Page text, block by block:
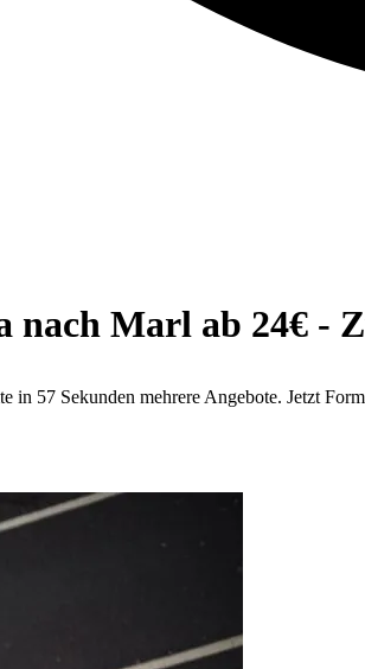
nach Marl ab 24€ -
in 57 Sekunden mehrere Angebote. Jetzt